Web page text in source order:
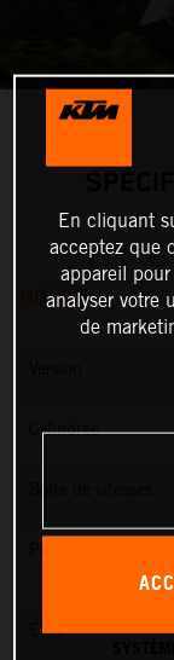
MOTEUR
Cylindrée
SYSTÈME
EMS
En cliquant
acceptez que
appareil
analyser votre
de